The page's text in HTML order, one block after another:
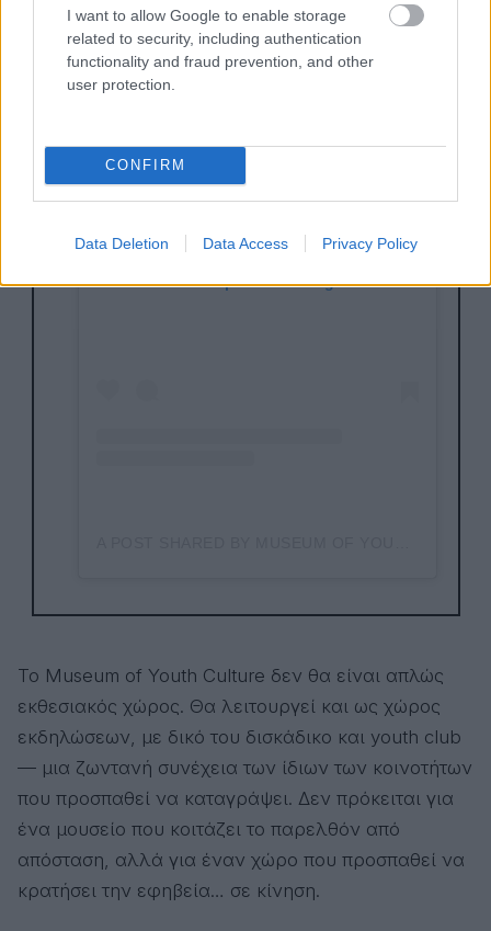
I want to allow Google to enable storage
related to security, including authentication
functionality and fraud prevention, and other
user protection.
CONFIRM
Data Deletion Data Access Privacy Policy
View this post on Instagram
Το Museum of Youth Culture δεν θα είναι απλώς
εκθεσιακός χώρος. Θα λειτουργεί και ως χώρος
εκδηλώσεων, με δικό του δισκάδικο και youth club
— μια ζωντανή συνέχεια των ίδιων των κοινοτήτων
που προσπαθεί να καταγράψει. Δεν πρόκειται για
ένα μουσείο που κοιτάζει το παρελθόν από
απόσταση, αλλά για έναν χώρο που προσπαθεί να
κρατήσει την εφηβεία… σε κίνηση.